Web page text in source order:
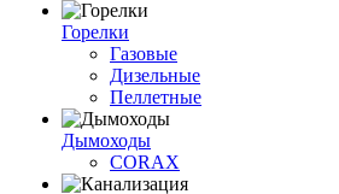
Горелки
Газовые
Дизельные
Пеллетные
Дымоходы
CORAX